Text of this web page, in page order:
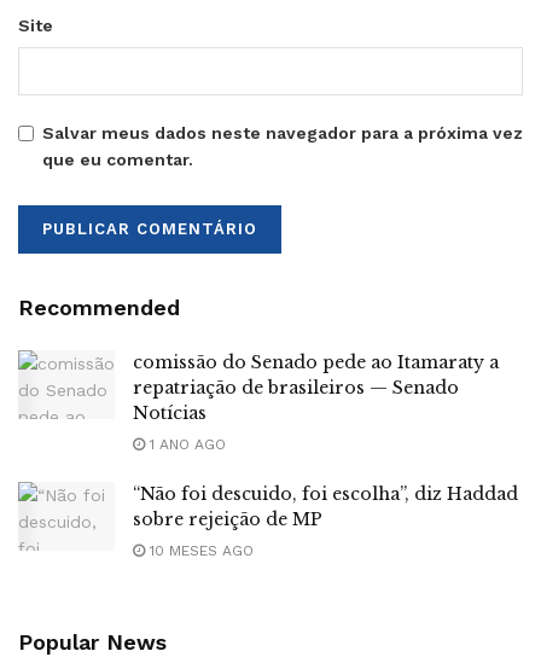
Site
Salvar meus dados neste navegador para a próxima vez
que eu comentar.
Recommended
comissão do Senado pede ao Itamaraty a
repatriação de brasileiros — Senado
Notícias
1 ANO AGO
“Não foi descuido, foi escolha”, diz Haddad
sobre rejeição de MP
10 MESES AGO
Popular News